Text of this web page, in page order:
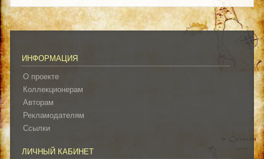
ИНФОРМАЦИЯ
О проекте
Коллекционерам
Авторам
Рекламодателям
Ссылки
ЛИЧНЫЙ КАБИНЕТ